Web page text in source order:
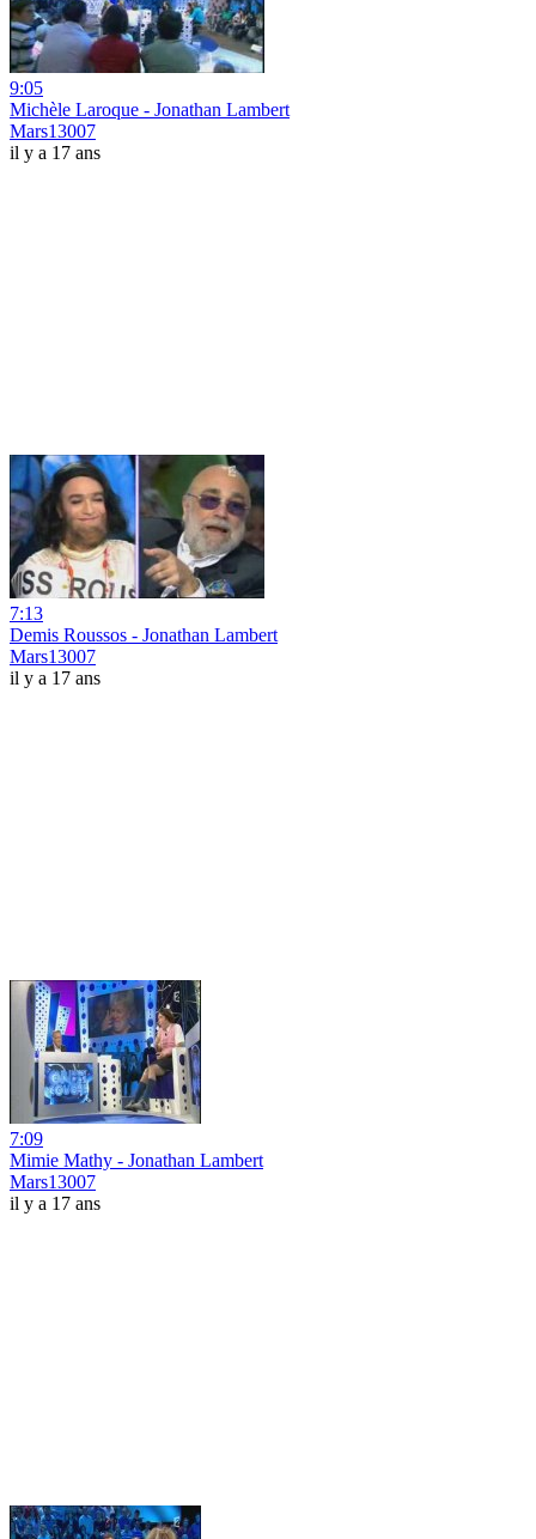
9:05
Michèle Laroque - Jonathan Lambert
Mars13007
il y a 17 ans
7:13
Demis Roussos - Jonathan Lambert
Mars13007
il y a 17 ans
7:09
Mimie Mathy - Jonathan Lambert
Mars13007
il y a 17 ans